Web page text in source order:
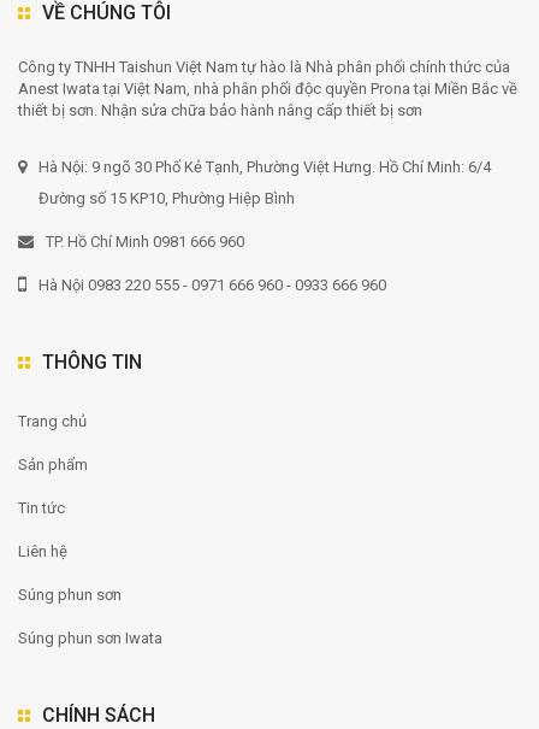
VỀ CHÚNG TÔI
Công ty TNHH Taishun Việt Nam tự hào là Nhà phân phối chính thức của
Anest Iwata tại Việt Nam, nhà phân phối độc quyền Prona tại Miền Bắc về
thiết bị sơn. Nhận sửa chữa bảo hành nâng cấp thiết bị sơn
Hà Nội: 9 ngõ 30 Phố Kẻ Tạnh, Phường Việt Hưng. Hồ Chí Minh: 6/4
Đường số 15 KP10, Phường Hiệp Bình
TP. Hồ Chí Minh 0981 666 960
Hà Nội 0983 220 555 - 0971 666 960 - 0933 666 960
THÔNG TIN
Trang chủ
Sản phẩm
Tin tức
Liên hệ
Súng phun sơn
Súng phun sơn Iwata
CHÍNH SÁCH